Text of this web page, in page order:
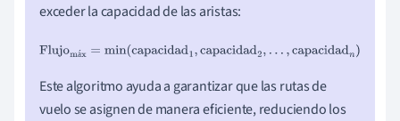
exceder la capacidad de las aristas:
á
Flujomáx= min(capacidad1,capacidad2,...,capacidadn)
Este algoritmo ayuda a garantizar que las rutas de
vuelo se asignen de manera eficiente, reduciendo los